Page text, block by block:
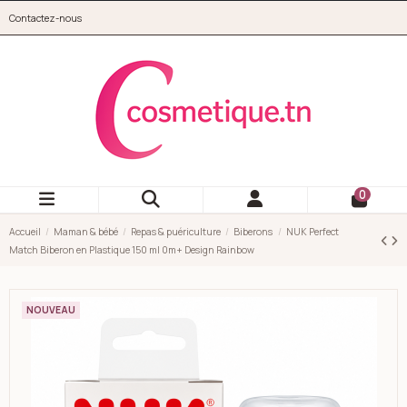
Contactez-nous
0
Accueil Maman & bébé Repas & puériculture Biberons
NUK Perfect
Match Biberon en Plastique 150 ml 0m+ Design Rainbow
NOUVEAU